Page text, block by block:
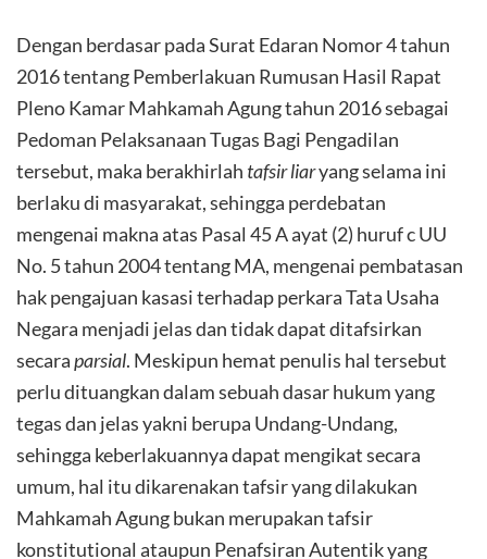
Dengan berdasar pada Surat Edaran Nomor 4 tahun
2016 tentang Pemberlakuan Rumusan Hasil Rapat
Pleno Kamar Mahkamah Agung tahun 2016 sebagai
Pedoman Pelaksanaan Tugas Bagi Pengadilan
tersebut, maka berakhirlah tafsirliaryang selama ini
berlaku di masyarakat, sehingga perdebatan
mengenai makna atas Pasal 45 A ayat (2) huruf c UU
No. 5 tahun 2004 tentang MA, mengenai pembatasan
hak pengajuan kasasi terhadap perkara Tata Usaha
Negara menjadi jelas dan tidak dapat ditafsirkan
secaraparsial. Meskipun hemat penulis hal tersebut
perlu dituangkan dalam sebuah dasar hukum yang
tegas dan jelas yakni berupa Undang-Undang,
sehingga keberlakuannya dapat mengikat secara
umum, hal itu dikarenakan tafsir yang dilakukan
Mahkamah Agung bukan merupakan tafsir
konstitutional ataupun Penafsiran Autentik yang